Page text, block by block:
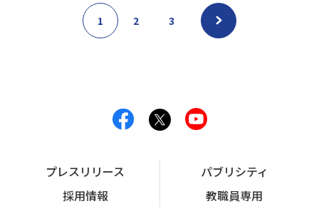
1 2 3
プレスリリース
パブリシティ
採用情報
教職員専用